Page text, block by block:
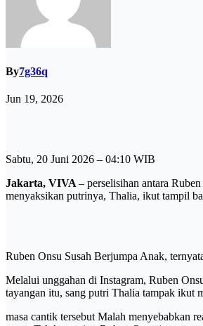
By7g36q
Jun 19, 2026
Sabtu, 20 Juni 2026 – 04:10 WIB
Jakarta, VIVA– perselisihan antara
menyaksikan putrinya, Thalia, ikut tampil
Ruben Onsu Susah Berjumpa Anak,
Melalui unggahan di Instagram, Ruben
tayangan itu, sang putri Thalia tampak ikut
masa cantik tersebut Malah menyebabkan